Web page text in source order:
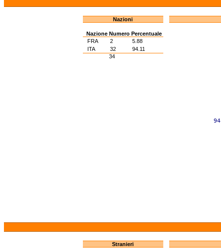
Nazioni
Nazione Numero Percentuale
FRA
2
5.88
ITA
32
94.11
34
Stranieri